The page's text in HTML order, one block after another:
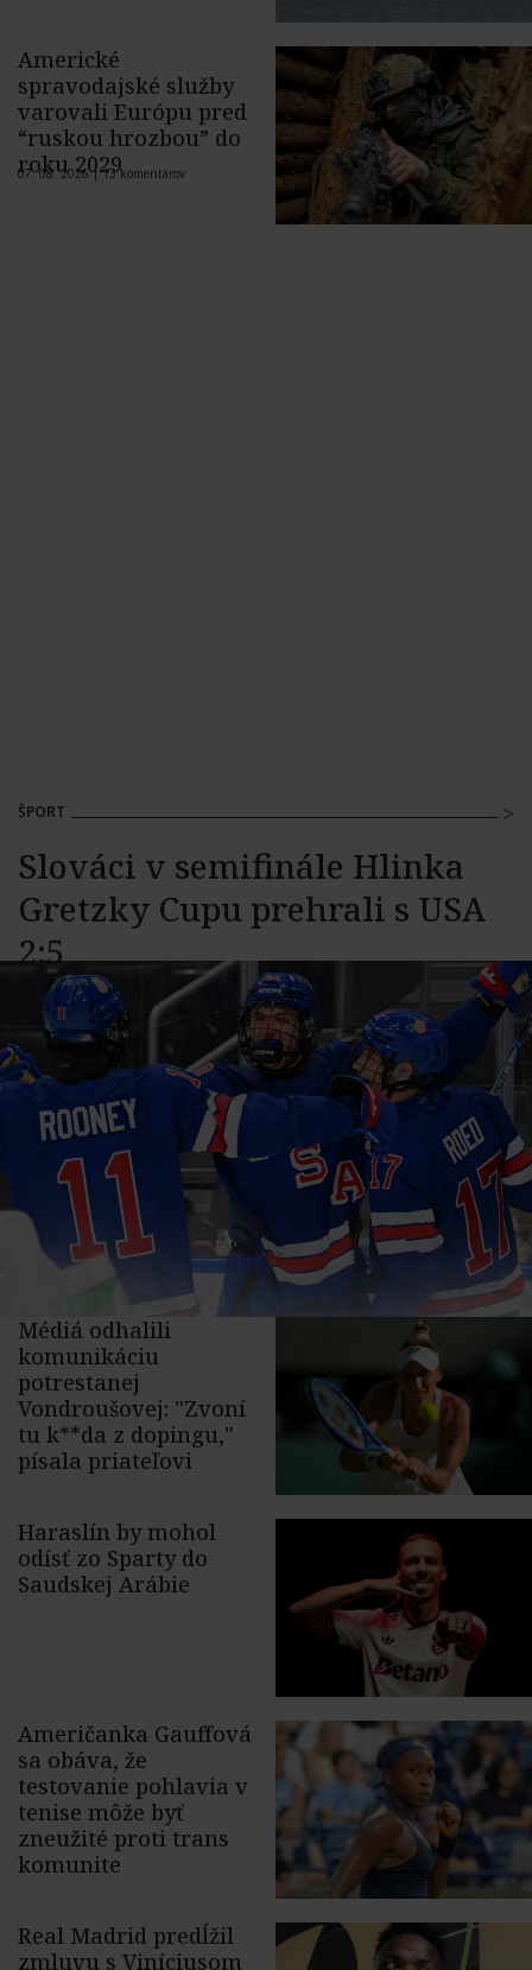
Americké
spravodajské služby
varovali Európu pred
“ruskou hrozbou” do
roku 2029
07. 08. 2026 |13 komentárov
ŠPORT